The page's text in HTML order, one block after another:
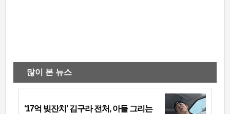
많이 본 뉴스
‘17억 빚잔치’ 김구라 전처, 아들 그리는